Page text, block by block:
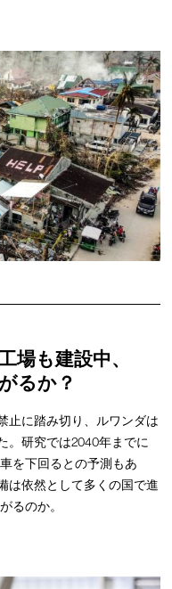
場も建設中、
るか？
止に踏み切り、ルワンダは
。研究では2040年までに
を下回るとの予測もあ
は依然として多くの国で進
るのか。